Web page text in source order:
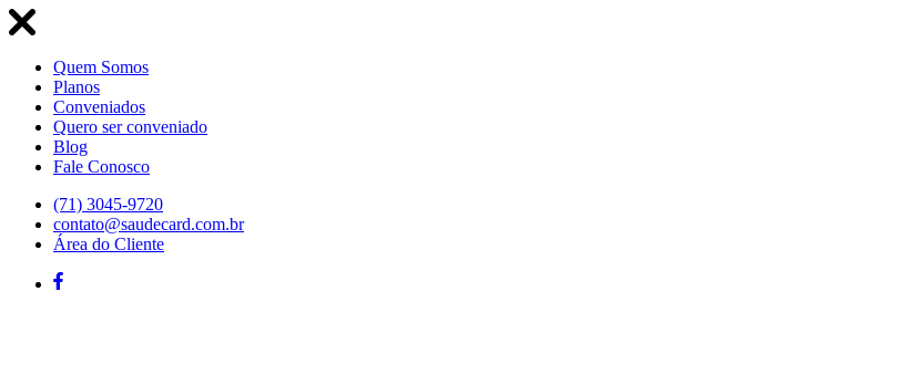
Quem Somos
Planos
Conveniados
Quero ser conveniado
Blog
Fale Conosco
(71) 3045-9720
contato@saudecard.com.br
Área do Cliente